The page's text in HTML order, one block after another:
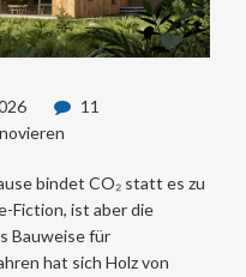
11
bindet CO₂ statt es zu
Fiction, ist aber die
Bauweise für
hat sich Holz von